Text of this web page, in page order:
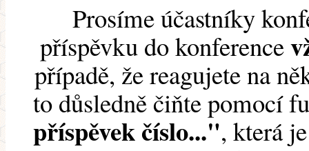
Prosíme účastníky
příspěvku do konference
případě, že reagujete na
to důsledně čiňte pomocí
příspěvek číslo...", která